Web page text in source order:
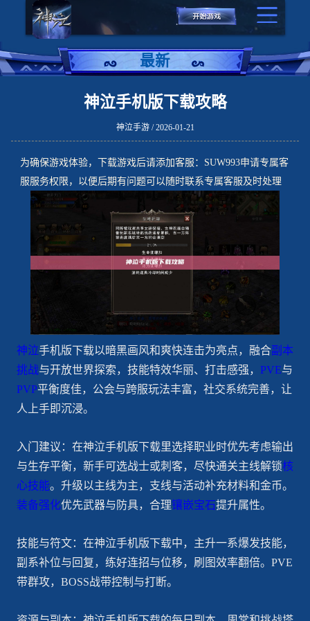
最新
神泣手机版下载攻略
神泣手游 / 2026-01-21
为确保游戏体验，下载游戏后请添加客服：SUW993申请专属客
服服务权限，以便后期有问题可以随时联系专属客服及时处理
神泣手机版下载以暗黑画风和爽快连击为亮点，融合副本
挑战与开放世界探索，技能特效华丽、打击感强， PVE与
PVP平衡度佳，公会与跨服玩法丰富，社交系统完善，让
人上手即沉浸。
入门建议：在神泣手机版下载里选择职业时优先考虑输出
与生存平衡，新手可选战士或刺客，尽快通关主线解锁核
心技能。升级以主线为主，支线与活动补充材料和金币。
装备强化优先武器与防具，合理镶嵌宝石提升属性。
技能与符文：在神泣手机版下载中，主升一系爆发技能，
副系补位与回复，练好连招与位移，刷图效率翻倍。PVE
带群攻，BOSS战带控制与打断。